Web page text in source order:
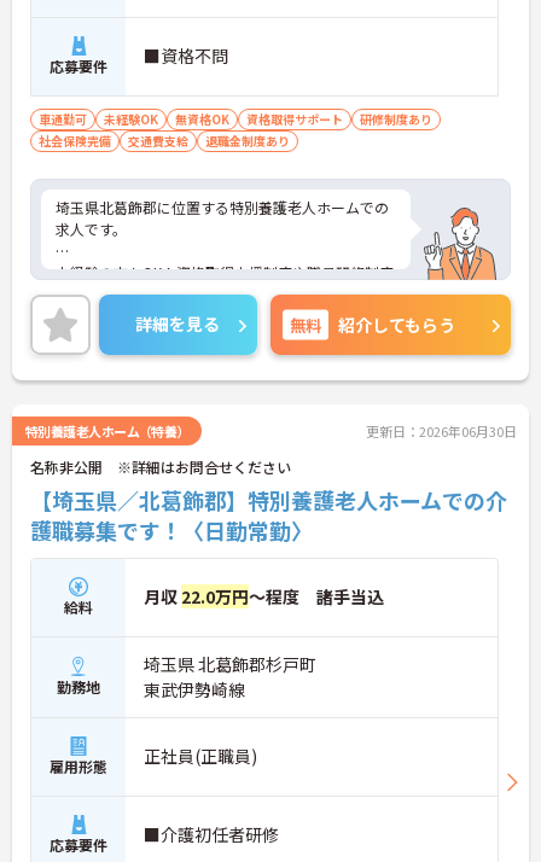
意しています
応募要件 ■資格不問
車通勤可 未経験OK 無資格OK 資格取得サポート
研修制度あり
社会保険完備
交通費支給 退職金制度あり
埼玉県北葛飾郡に位置する特別養護老人ホームでの
求人です。
未経験の方もOK！資格取得支援制度や職員研修制度
もございますので、働きながら資格取得が目指せま
す。
ご興味ある方はお気軽にお問い合わせください。
詳細を見る 無料 紹介してもらう
特別養護老人ホーム（特養） 更新日：2026年06月30日
名称非公開 ※詳細はお問合せください
【埼玉県／北葛飾郡】特別養護老人ホームでの介
護職募集です！〈日勤常勤〉
給料 月収 22.0万円～程度 諸手当込
勤務地
埼玉県 北葛飾郡杉戸町
東武伊勢崎線
雇用形態 正社員(正職員)
応募要件 ■介護初任者研修